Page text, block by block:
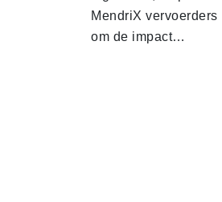
MendriX vervoerders
om de impact…